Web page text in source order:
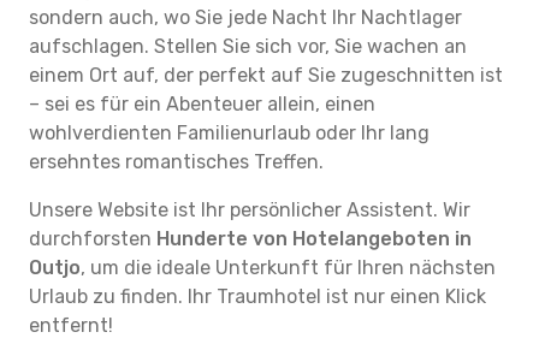
sondern auch, wo Sie jede Nacht Ihr Nachtlager
aufschlagen. Stellen Sie sich vor, Sie wachen an
einem Ort auf, der perfekt auf Sie zugeschnitten ist
– sei es für ein Abenteuer allein, einen
wohlverdienten Familienurlaub oder Ihr lang
ersehntes romantisches Treffen.
Unsere Website ist Ihr persönlicher Assistent. Wir
durchforsten Hunderte von Hotelangeboten in
Outjo, um die ideale Unterkunft für Ihren nächsten
Urlaub zu finden. Ihr Traumhotel ist nur einen Klick
entfernt!